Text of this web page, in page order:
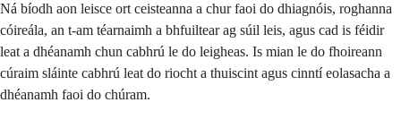
Ná bíodh aon leisce ort ceisteanna a chur faoi do dhiagnóis, roghanna
cóireála, an t-am téarnaimh a bhfuiltear ag súil leis, agus cad is féidir
leat a dhéanamh chun cabhrú le do leigheas. Is mian le do fhoireann
cúraim sláinte cabhrú leat do riocht a thuiscint agus cinntí eolasacha a
dhéanamh faoi do chúram.